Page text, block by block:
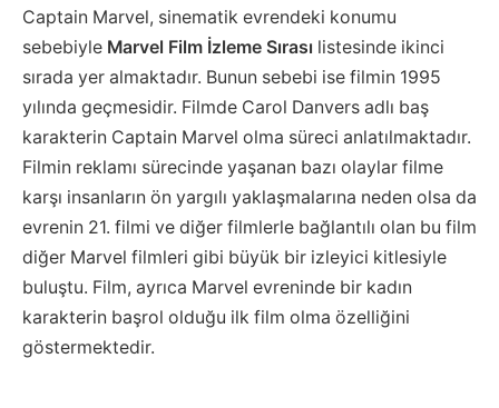
Captain Marvel, sinematik evrendeki konumu
sebebiyle Marvel Film İzleme Sırası listesinde ikinci
sırada yer almaktadır. Bunun sebebi ise filmin 1995
yılında geçmesidir. Filmde Carol Danvers adlı baş
karakterin Captain Marvel olma süreci anlatılmaktadır.
Filmin reklamı sürecinde yaşanan bazı olaylar filme
karşı insanların ön yargılı yaklaşmalarına neden olsa da
evrenin 21. filmi ve diğer filmlerle bağlantılı olan bu film
diğer Marvel filmleri gibi büyük bir izleyici kitlesiyle
buluştu. Film, ayrıca Marvel evreninde bir kadın
karakterin başrol olduğu ilk film olma özelliğini
göstermektedir.